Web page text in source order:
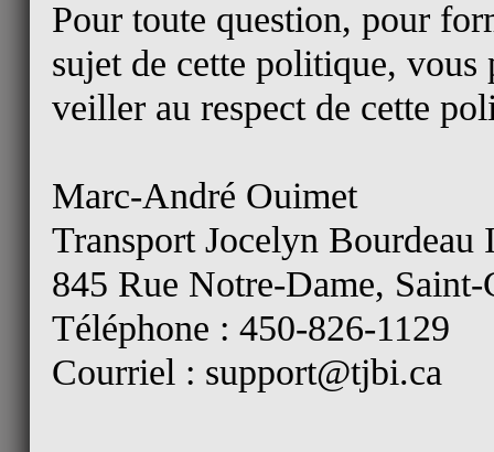
Pour toute question, pour
sujet de cette politique, vous
veiller au respect de cette
Marc-André Ouimet
Transport Jocelyn Bourdeau
845 Rue Notre-Dame,
Téléphone : 450-826-1129
Courriel : support@tjbi.ca